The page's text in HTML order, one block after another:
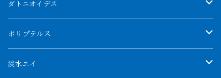
クンパイ
アブソリュートレッド
AGUS スーパーレッドF4
ダトニオイデス
シャムタイガー
特殊ダトニオ
ポリプテルス
モンスターポリプ
淡水エイ